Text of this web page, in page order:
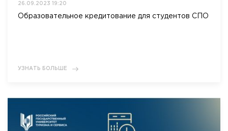
26.09.2023 19:20
Образовательное кредитование для студентов СПО
УЗНАТЬ БОЛЬШЕ